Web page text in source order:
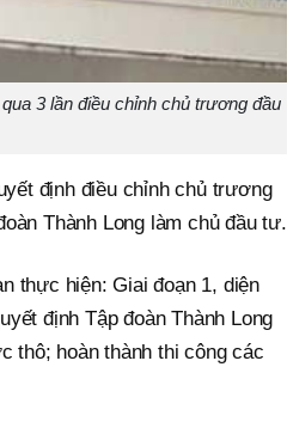
3 lần điều chỉnh chủ trương đầu
định điều chỉnh chủ trương
Thành Long làm chủ đầu tư.
thực hiện: Giai đoạn 1, diện
định Tập đoàn Thành Long
thô; hoàn thành thi công các